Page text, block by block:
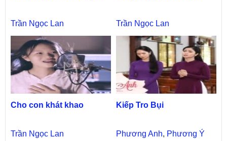
Trần Ngọc Lan Trần Ngọc Lan
Cho con khát khao
Trần Ngọc Lan
Kiếp Tro Bụi
Phương Anh, Phương Ý